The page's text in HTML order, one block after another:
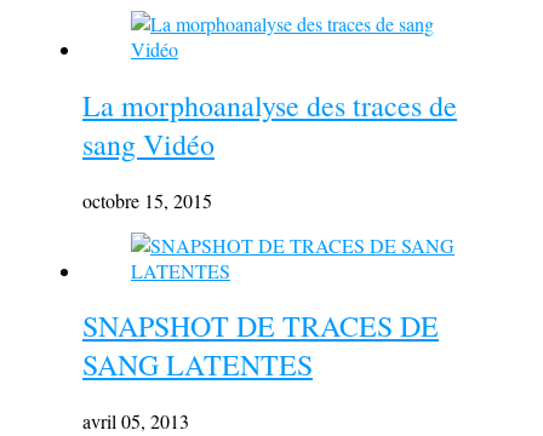
La morphoanalyse des traces de
sang Vidéo
octobre 15, 2015
SNAPSHOT DE TRACES DE
SANG LATENTES
avril 05, 2013